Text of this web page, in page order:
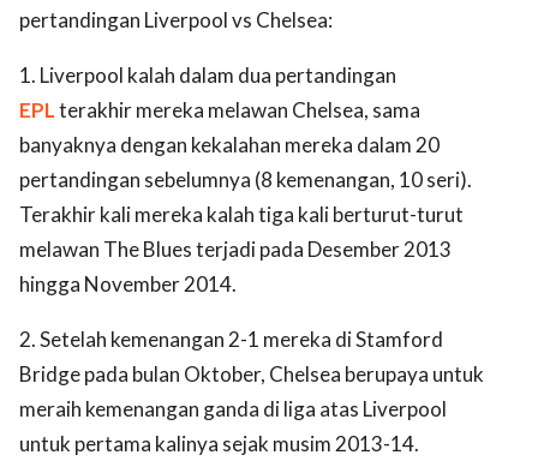
pertandingan Liverpool vs Chelsea:
1. Liverpool kalah dalam dua pertandingan
EPLterakhir mereka melawan Chelsea, sama
banyaknya dengan kekalahan mereka dalam 20
pertandingan sebelumnya (8 kemenangan, 10 seri).
Terakhir kali mereka kalah tiga kali berturut-turut
melawan The Blues terjadi pada Desember 2013
hingga November 2014.
2. Setelah kemenangan 2-1 mereka di Stamford
Bridge pada bulan Oktober, Chelsea berupaya untuk
meraih kemenangan ganda di liga atas Liverpool
untuk pertama kalinya sejak musim 2013-14.